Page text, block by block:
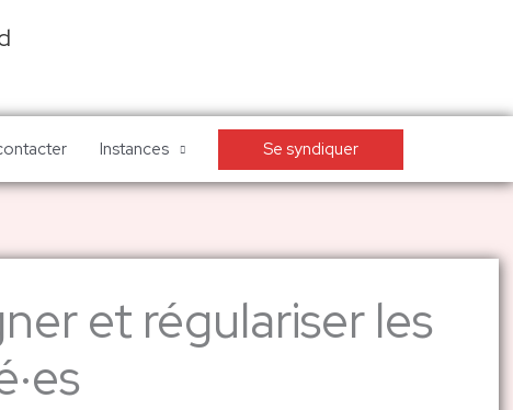
Instances Se syndiquer
et régulariser les